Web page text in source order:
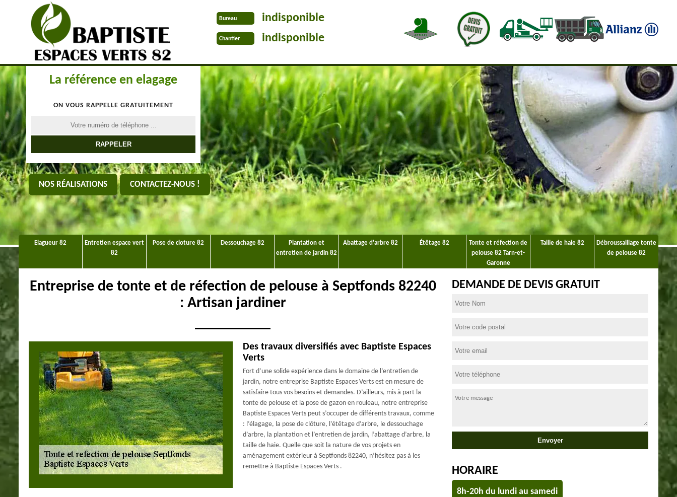
Bureau indisponible
Chantier indisponible
La référence en elagage
ON VOUS RAPPELLE GRATUITEMENT
NOS RÉALISATIONS CONTACTEZ-NOUS !
Elagueur 82
Entretien espace vert
82
Pose de cloture 82 Dessouchage 82
Plantation et
entretien de jardin 82
Abattage d'arbre 82 Étêtage 82
Tonte et réfection de
pelouse 82 Tarn-et-
Garonne
Taille de haie 82
Débroussaillage tonte
de pelouse 82
Entreprise de tonte et de réfection de pelouse à Septfonds 82240
: Artisan jardiner
Des travaux diversifiés avec Baptiste Espaces
Verts
Fort d’une solide expérience dans le domaine de l’entretien de
jardin, notre entreprise Baptiste Espaces Verts est en mesure de
satisfaire tous vos besoins et demandes. D’ailleurs, mis à part la
tonte de pelouse et la pose de gazon en rouleau, notre entreprise
Baptiste Espaces Verts peut s’occuper de différents travaux, comme
: l’élagage, la pose de clôture, l’étêtage d’arbre, le dessouchage
d’arbre, la plantation et l’entretien de jardin, l’abattage d’arbre, la
taille de haie. Quelle que soit la nature de vos projets en
aménagement extérieur à Septfonds 82240, n’hésitez pas à les
remettre à Baptiste Espaces Verts .
DEMANDE DE DEVIS GRATUIT
HORAIRE
8h-20h du lundi au samedi